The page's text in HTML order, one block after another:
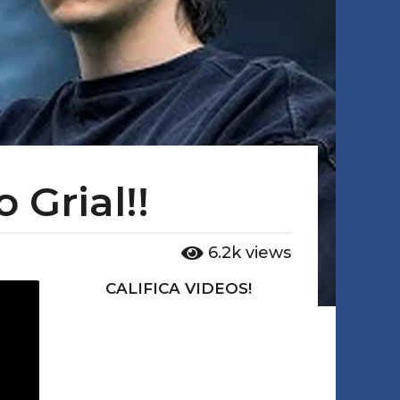
Grial!!
6.2k views
CALIFICA VIDEOS!